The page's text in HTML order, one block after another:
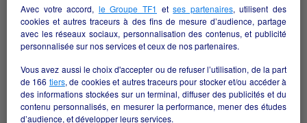
Une opportunité rare pour donner une
seconde vie à un établissement
emblématique au cœur de la Sologne.
Brinon-sur-Sauldre - 18410
Avec votre accord, le Groupe TF1 etses partenaires, utilisent des
cookies et autres traceurs à des fins de mesure d’audience, partage
avec les réseaux sociaux, personnalisation des contenus, et publicité
personnalisée sur nos services et ceux de nos partenaires.
Vous avez aussi le choix d'accepter ou de refuser l’utilisation, de la part
de 166 tiers, de cookies et autres traceurs pour stocker et/ou accéder à
des informations stockées sur un terminal, diffuser des publicités et du
contenu personnalisés, en mesurer la performance, mener des études
d’audience, et développer leurs services.